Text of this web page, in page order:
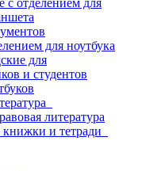
с отделением для
для ноутбука
для
и студентов
литература
и тетради